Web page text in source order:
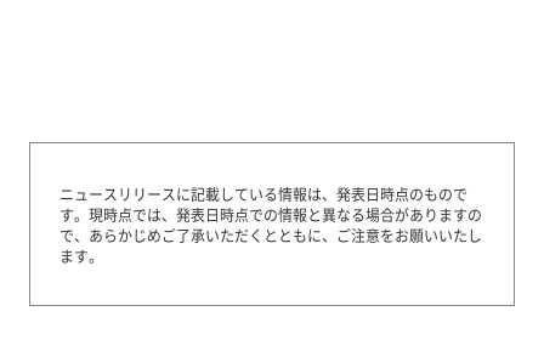
ニュースリリースに記載している情報は、発表日時点のもので
す。 現時点では、発表日時点での情報と異なる場合がありますの
で、あらかじめご了承いただくとともに、ご注意をお願いいたし
ます。